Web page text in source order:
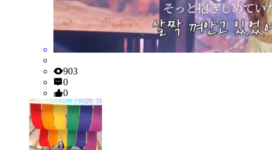
903
0
0